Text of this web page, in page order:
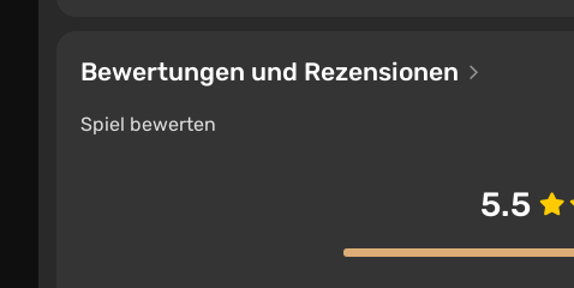
Bewertungen und Rezensionen
Spiel bewerten
5.5